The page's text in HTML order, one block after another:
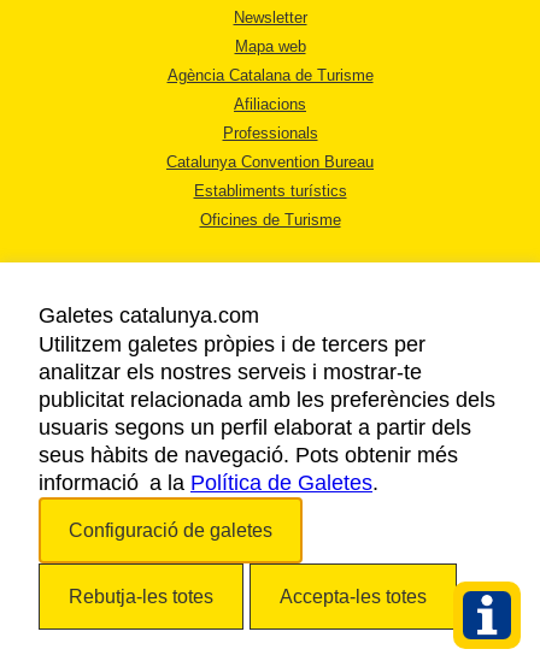
Newsletter
Mapa web
Agència Catalana de Turisme
Afiliacions
Professionals
Catalunya Convention Bureau
Establiments turístics
Oficines de Turisme
AVÍS LEGAL
POLÍTICA DE PRIVACITAT
COOKIES
ACCESSIBILITAT
Galetes catalunya.com
Utilitzem galetes pròpies i de tercers per
analitzar els nostres serveis i mostrar-te
publicitat relacionada amb les preferències dels
usuaris segons un perfil elaborat a partir dels
seus hàbits de navegació. Pots obtenir més
informació a la Política de Galetes.
Configuració de galetes
Rebutja-les totes Accepta-les totes